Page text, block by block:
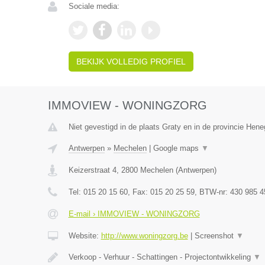
Sociale media:
BEKIJK VOLLEDIG PROFIEL
IMMOVIEW - WONINGZORG
Niet gevestigd in de plaats Graty en in de provincie
Antwerpen» Mechelen| Google maps ▼
Keizerstraat 4, 2800 Mechelen(Antwerpen)
Tel: 015 20 15 60, Fax: 015 20 25 59, BTW-nr: 430 985
E-mail › IMMOVIEW - WONINGZORG
Website: http://www.woningzorg.be| Screenshot ▼
Verkoop - Verhuur - Schattingen - Projectontwikkeling ▼